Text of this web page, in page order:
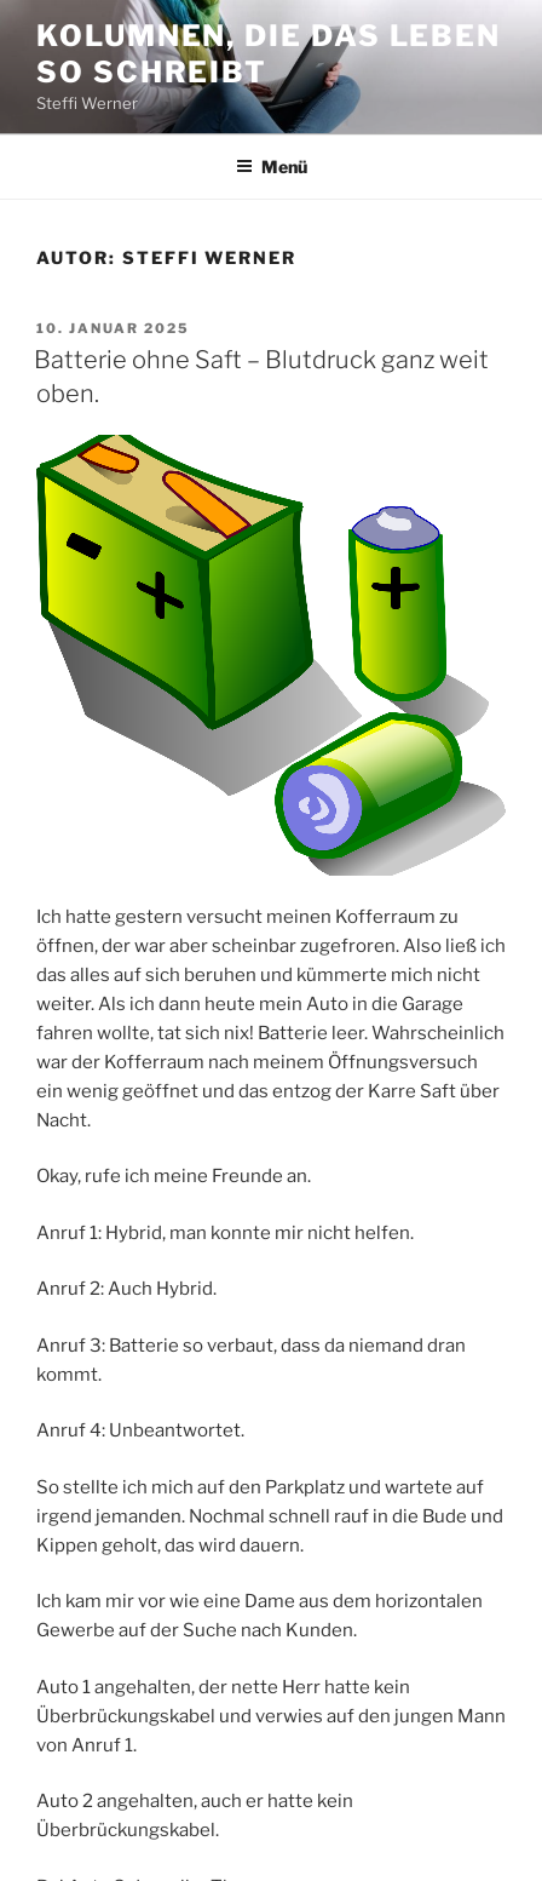
Inhalt
springen
KOLUMNEN, DIE DAS LEBEN
SO SCHREIBT
Steffi Werner
Menü
AUTOR: STEFFI WERNER
VERÖFFENTLICHT
AM
10. JANUAR 2025
Batterie ohne Saft – Blutdruck ganz weit
oben.
Ich hatte gestern versucht meinen Kofferraum zu
öffnen, der war aber scheinbar zugefroren. Also ließ ich
das alles auf sich beruhen und kümmerte mich nicht
weiter. Als ich dann heute mein Auto in die Garage
fahren wollte, tat sich nix! Batterie leer. Wahrscheinlich
war der Kofferraum nach meinem Öffnungsversuch
ein wenig geöffnet und das entzog der Karre Saft über
Nacht.
Okay, rufe ich meine Freunde an.
Anruf 1: Hybrid, man konnte mir nicht helfen.
Anruf 2: Auch Hybrid.
Anruf 3: Batterie so verbaut, dass da niemand dran
kommt.
Anruf 4: Unbeantwortet.
So stellte ich mich auf den Parkplatz und wartete auf
irgend jemanden. Nochmal schnell rauf in die Bude und
Kippen geholt, das wird dauern.
Ich kam mir vor wie eine Dame aus dem horizontalen
Gewerbe auf der Suche nach Kunden.
Auto 1 angehalten, der nette Herr hatte kein
Überbrückungskabel und verwies auf den jungen Mann
von Anruf 1.
Auto 2 angehalten, auch er hatte kein
Überbrückungskabel.